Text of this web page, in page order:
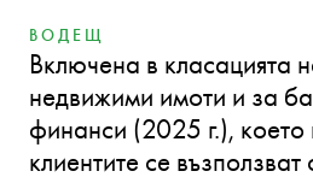
ВОДЕЩ
Включена в класацията
недвижими имоти и за
финанси (2025 г.), което
клиентите се